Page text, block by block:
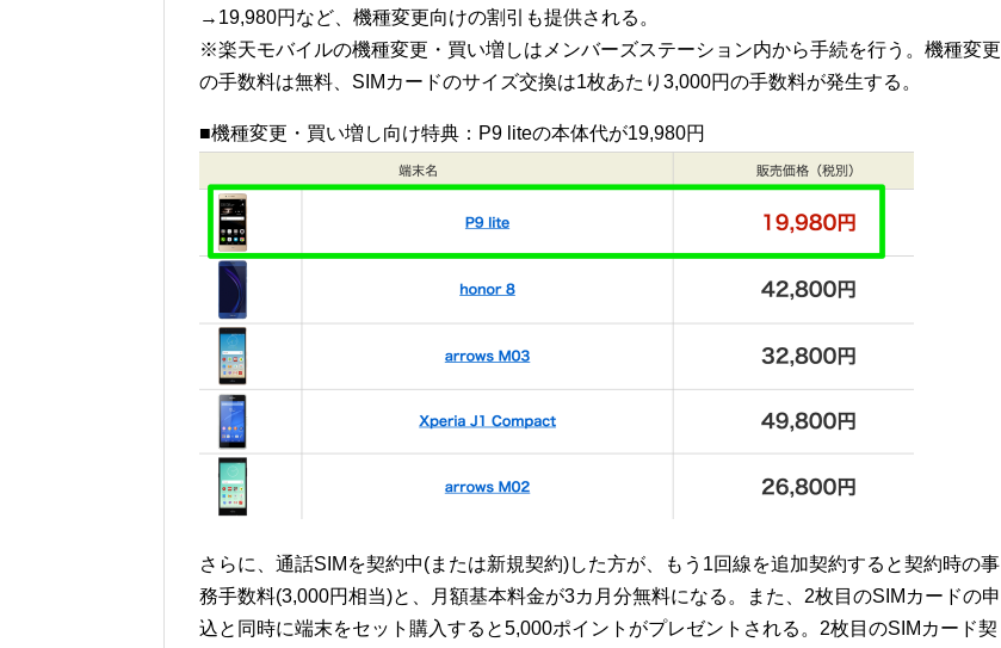
→19,980円など、機種変更向けの割引も提供される。
※楽天モバイルの機種変更・買い増しはメンバーズステーション内から手続を行う。機種変更
の手数料は無料、SIMカードのサイズ交換は1枚あたり3,000円の手数料が発生する。
■機種変更・買い増し向け特典：P9 liteの本体代が19,980円
さらに、通話SIMを契約中(または新規契約)した方が、もう1回線を追加契約すると契約時の事
務手数料(3,000円相当)と、月額基本料金が3カ月分無料になる。また、2枚目のSIMカードの申
込と同時に端末をセット購入すると5,000ポイントがプレゼントされる。2枚目のSIMカード契